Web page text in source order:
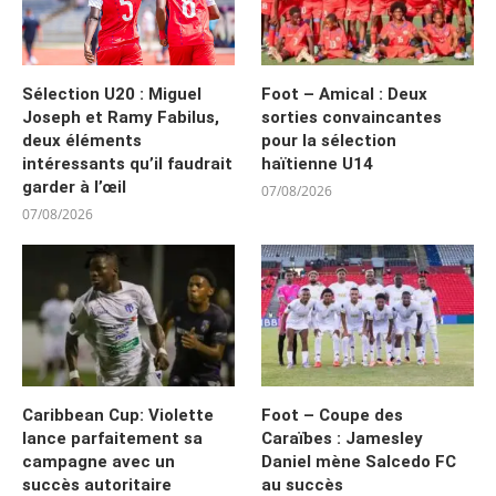
Sélection U20 : Miguel
Joseph et Ramy Fabilus,
deux éléments
intéressants qu’il faudrait
garder à l’œil
07/08/2026
Foot – Amical : Deux
sorties convaincantes
pour la sélection
haïtienne U14
07/08/2026
Caribbean Cup: Violette
lance parfaitement sa
campagne avec un
succès autoritaire
Foot – Coupe des
Caraïbes : Jamesley
Daniel mène Salcedo FC
au succès